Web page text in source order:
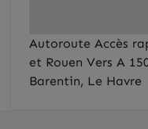
Autoroute Accès
et Rouen Vers A
Barentin, Le Havre